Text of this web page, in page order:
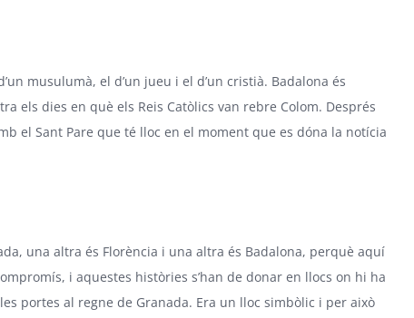
musulumà, el d’un jueu i el d’un cristià. Badalona és
els dies en què els Reis Catòlics van rebre Colom. Després
el Sant Pare que té lloc en el moment que es dóna la notícia
una altra és Florència i una altra és Badalona, perquè aquí
i aquestes històries s’han de donar en llocs on hi ha
portes al regne de Granada. Era un lloc simbòlic i per això